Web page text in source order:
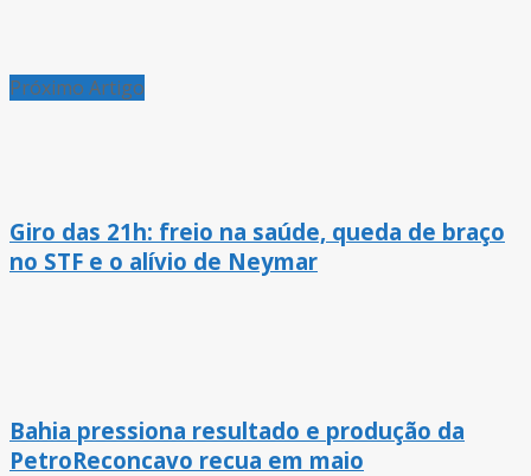
Próximo Artigo
Giro das 21h: freio na saúde, queda de braço
no STF e o alívio de Neymar
Bahia pressiona resultado e produção da
PetroReconcavo recua em maio